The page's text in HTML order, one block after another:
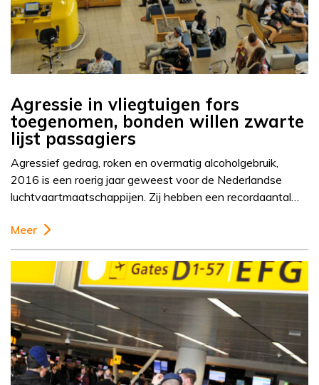
Agressie in vliegtuigen fors
toegenomen, bonden willen zwarte
lijst passagiers
Agressief gedrag, roken en overmatig alcoholgebruik,
2016 is een roerig jaar geweest voor de Nederlandse
luchtvaartmaatschappijen. Zij hebben een recordaantal…
Meer